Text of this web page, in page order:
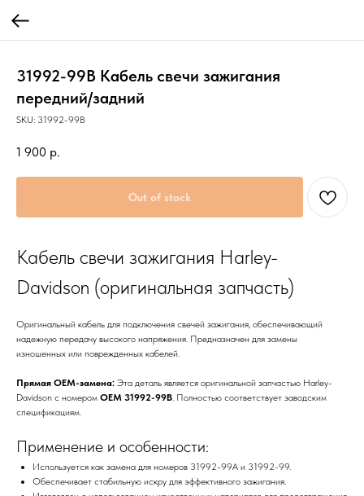
31992-99B Кабель свечи зажигания
передний/задний
SKU: 31992-99B
1 900 р.
Out of stock
Кабель свечи зажигания Harley-
Davidson (оригинальная запчасть)
Оригинальный кабель для подключения свечей зажигания, обеспечивающий
надежную передачу высокого напряжения. Предназначен для замены
изношенных или поврежденных кабелей.
Прямая OEM-замена: Эта деталь является оригинальной запчастью Harley-
Davidson с номером OEM 31992-99B. Полностью соответствует заводским
спецификациям.
Применение и особенности:
Используется как замена для номеров 31992-99A и 31992-99.
Обеспечивает стабильную искру для эффективного зажигания.